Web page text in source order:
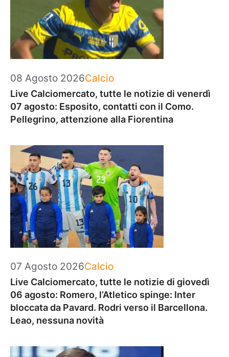
08 Agosto 2026Categorie
Calcio
Live Calciomercato, tutte le notizie di venerdì
07 agosto: Esposito, contatti con il Como.
Pellegrino, attenzione alla Fiorentina
07 Agosto 2026Categorie
Calcio
Live Calciomercato, tutte le notizie di giovedì
06 agosto: Romero, l’Atletico spinge: Inter
bloccata da Pavard. Rodri verso il Barcellona.
Leao, nessuna novità